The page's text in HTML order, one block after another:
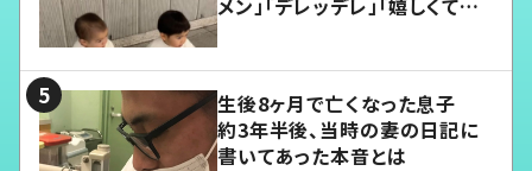
生後8ヶ月で亡くなった息子
約3年半後、当時の妻の日記に
書いてあった本音とは